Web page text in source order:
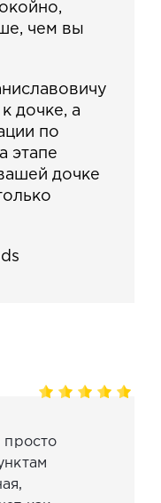
чем вы
дочке, а
по
этапе
дочке
просто